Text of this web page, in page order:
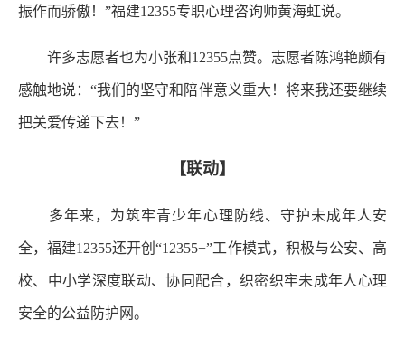
振作而骄傲！”福建12355专职心理咨询师黄海虹说。
许多志愿者也为小张和12355点赞。志愿者陈鸿艳颇有
感触地说：“我们的坚守和陪伴意义重大！将来我还要继续
把关爱传递下去！”
【联动】
多年来，为筑牢青少年心理防线、守护未成年人安
全，福建12355还开创“12355+”工作模式，积极与公安、高
校、中小学深度联动、协同配合，织密织牢未成年人心理
安全的公益防护网。